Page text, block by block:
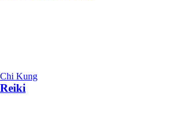
Chi Kung
Reiki